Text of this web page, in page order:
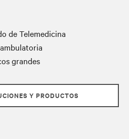
de Telemedicina
grandes
Y PRODUCTOS